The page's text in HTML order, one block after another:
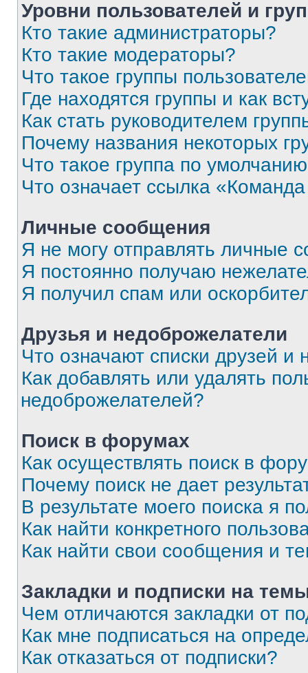
Уровни пользователей и
Кто такие администраторы?
Кто такие модераторы?
Что такое группы
Где находятся группы и как
Как стать руководителем
Почему названия некоторых
Что такое группа по
Что означает ссылка
Личные сообщения
Я не могу отправлять личные
Я постоянно получаю
Я получил спам или
Друзья и недоброжелатели
Что означают списки друзей и
Как добавлять или удалять
недоброжелателей?
Поиск в форумах
Как осуществлять поиск в
Почему поиск не дает
В результате моего поиска я
Как найти конкретного
Как найти свои сообщения и
Закладки и подписки на
Чем отличаются закладки от
Как мне подписаться на
Как отказаться от подписки?